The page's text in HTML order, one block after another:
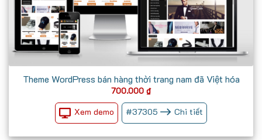
Theme WordPress bán hàng thời trang nam đã Việt hóa
700.000 ₫
Xem demo #37305 Chi tiết